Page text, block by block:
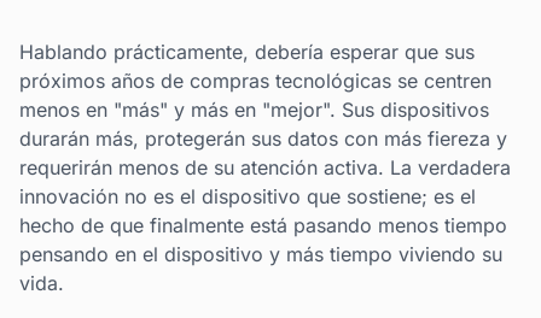
Hablando prácticamente, debería esperar que sus
próximos años de compras tecnológicas se centren
menos en "más" y más en "mejor". Sus dispositivos
durarán más, protegerán sus datos con más fiereza y
requerirán menos de su atención activa. La verdadera
innovación no es el dispositivo que sostiene; es el
hecho de que finalmente está pasando menos tiempo
pensando en el dispositivo y más tiempo viviendo su
vida.